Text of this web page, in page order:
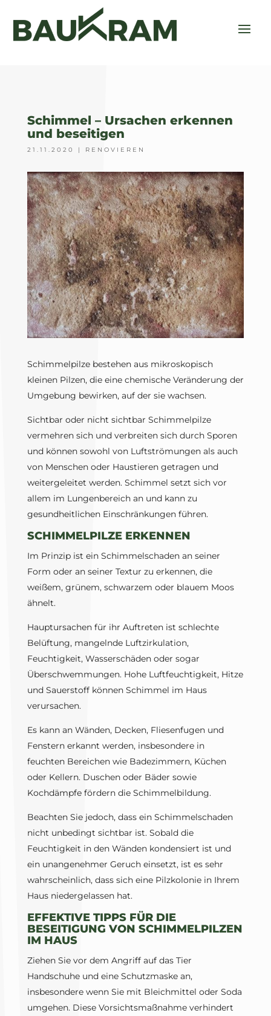
Schimmel – Ursachen erkennen
und beseitigen
21.11.2020 | RENOVIEREN
Schimmelpilze bestehen aus mikroskopisch
kleinen Pilzen, die eine chemische Veränderung der
Umgebung bewirken, auf der sie wachsen.
Sichtbar oder nicht sichtbar Schimmelpilze
vermehren sich und verbreiten sich durch Sporen
und können sowohl von Luftströmungen als auch
von Menschen oder Haustieren getragen und
weitergeleitet werden. Schimmel setzt sich vor
allem im Lungenbereich an und kann zu
gesundheitlichen Einschränkungen führen.
SCHIMMELPILZE ERKENNEN
Im Prinzip ist ein Schimmelschaden an seiner
Form oder an seiner Textur zu erkennen, die
weißem, grünem, schwarzem oder blauem Moos
ähnelt.
Hauptursachen für ihr Auftreten ist schlechte
Belüftung, mangelnde Luftzirkulation,
Feuchtigkeit, Wasserschäden oder sogar
Überschwemmungen. Hohe Luftfeuchtigkeit, Hitze
und Sauerstoff können Schimmel im Haus
verursachen.
Es kann an Wänden, Decken, Fliesenfugen und
Fenstern erkannt werden, insbesondere in
feuchten Bereichen wie Badezimmern, Küchen
oder Kellern. Duschen oder Bäder sowie
Kochdämpfe fördern die Schimmelbildung.
Beachten Sie jedoch, dass ein Schimmelschaden
nicht unbedingt sichtbar ist. Sobald die
Feuchtigkeit in den Wänden kondensiert ist und
ein unangenehmer Geruch einsetzt, ist es sehr
wahrscheinlich, dass sich eine Pilzkolonie in Ihrem
Haus niedergelassen hat.
EFFEKTIVE TIPPS FÜR DIE
BESEITIGUNG VON SCHIMMELPILZEN
IM HAUS
Ziehen Sie vor dem Angriff auf das Tier
Handschuhe und eine Schutzmaske an,
insbesondere wenn Sie mit Bleichmittel oder Soda
umgehen. Diese Vorsichtsmaßnahme verhindert